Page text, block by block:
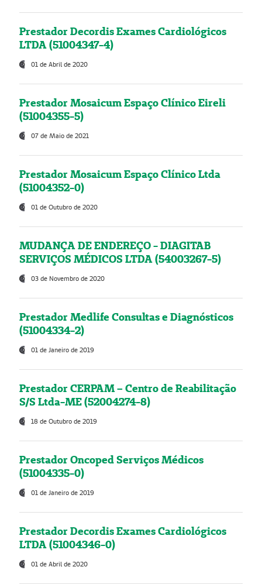
Prestador Decordis Exames Cardiológicos
LTDA (51004347-4)
01 de Abril de 2020
Prestador Mosaicum Espaço Clínico Eireli
(51004355-5)
07 de Maio de 2021
Prestador Mosaicum Espaço Clínico Ltda
(51004352-0)
01 de Outubro de 2020
MUDANÇA DE ENDEREÇO - DIAGITAB
SERVIÇOS MÉDICOS LTDA (54003267-5)
03 de Novembro de 2020
Prestador Medlife Consultas e Diagnósticos
(51004334-2)
01 de Janeiro de 2019
Prestador CERPAM – Centro de Reabilitação
S/S Ltda-ME (52004274-8)
18 de Outubro de 2019
Prestador Oncoped Serviços Médicos
(51004335-0)
01 de Janeiro de 2019
Prestador Decordis Exames Cardiológicos
LTDA (51004346-0)
01 de Abril de 2020